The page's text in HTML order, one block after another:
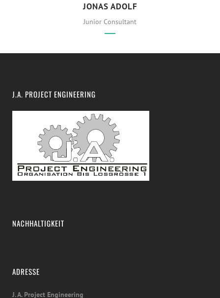
JONAS ADOLF
Junior Consultant
J.A. PROJECT ENGINEERING
NACHHALTIGKEIT
ADRESSE
J. A. Project Engineering